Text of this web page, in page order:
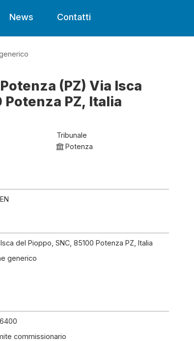
News Contatti
(PZ) Via Isca
Potenza PZ, Italia
Tribunale
Potenza
del Pioppo, SNC, 85100 Potenza PZ, Italia
generico
commissionario